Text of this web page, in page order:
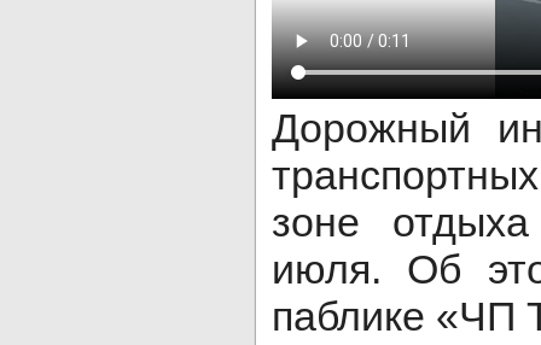
Дорожный
зоне
июля. Об
паблике «ЧП